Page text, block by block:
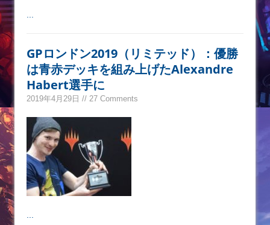
GPロンドン2019（リミテッド）：優勝
は青赤デッキを組み上げたAlexandre
Habert選手に
2019年4月29日 // 27 Comments